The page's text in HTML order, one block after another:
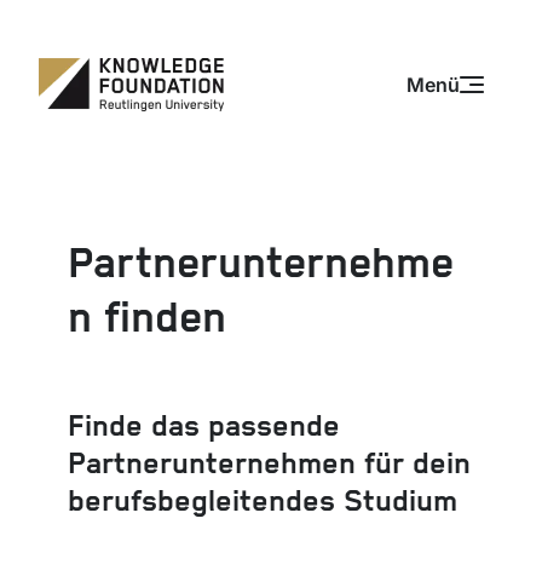
Menü
Partnerunternehme
n finden
Finde das passende
Partnerunternehmen für dein
berufsbegleitendes Studium